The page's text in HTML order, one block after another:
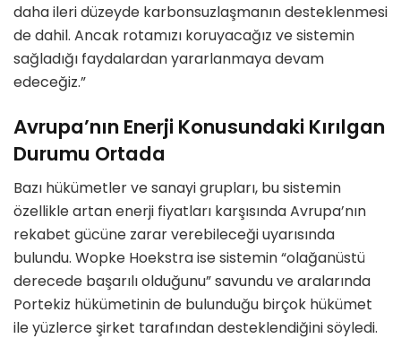
daha ileri düzeyde karbonsuzlaşmanın desteklenmesi
de dahil. Ancak rotamızı koruyacağız ve sistemin
sağladığı faydalardan yararlanmaya devam
edeceğiz.”
Avrupa’nın Enerji Konusundaki Kırılgan
Durumu Ortada
Bazı hükümetler ve sanayi grupları, bu sistemin
özellikle artan enerji fiyatları karşısında Avrupa’nın
rekabet gücüne zarar verebileceği uyarısında
bulundu. Wopke Hoekstra ise sistemin “olağanüstü
derecede başarılı olduğunu” savundu ve aralarında
Portekiz hükümetinin de bulunduğu birçok hükümet
ile yüzlerce şirket tarafından desteklendiğini söyledi.